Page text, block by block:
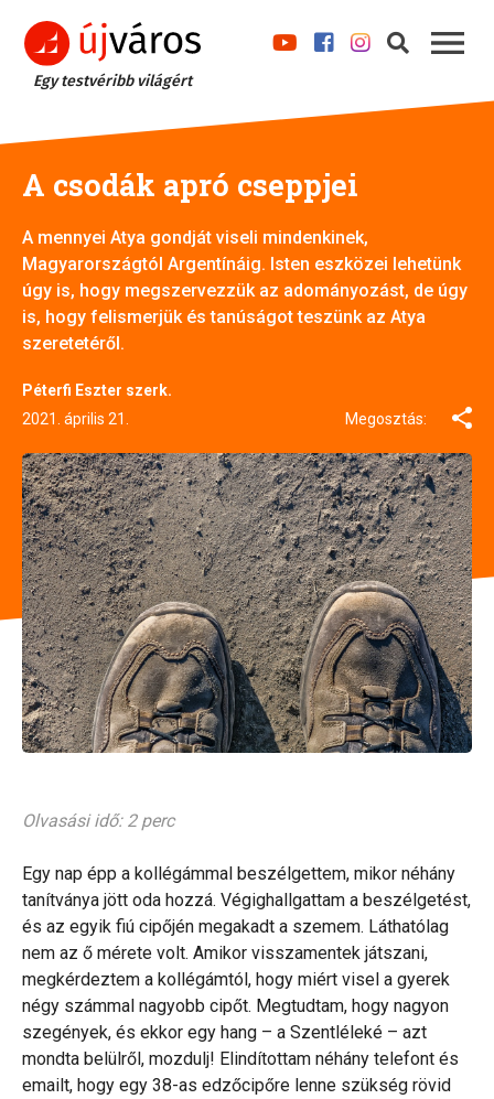
Egy testvéribb világért
A csodák apró cseppjei
A mennyei Atya gondját viseli mindenkinek,
Magyarországtól Argentínáig. Isten eszközei lehetünk
úgy is, hogy megszervezzük az adományozást, de úgy
is, hogy felismerjük és tanúságot teszünk az Atya
szeretetéről.
Péterfi Eszter szerk.
2021. április 21.
Megosztás:
Olvasási idő: 2 perc
Egy nap épp a kollégámmal beszélgettem, mikor néhány
tanítványa jött oda hozzá. Végighallgattam a beszélgetést,
és az egyik fiú cipőjén megakadt a szemem. Láthatólag
nem az ő mérete volt. Amikor visszamentek játszani,
megkérdeztem a kollégámtól, hogy miért visel a gyerek
négy számmal nagyobb cipőt. Megtudtam, hogy nagyon
szegények, és ekkor egy hang – a Szentléleké – azt
mondta belülről, mozdulj! Elindítottam néhány telefont és
emailt, hogy egy 38-as edzőcipőre lenne szükség rövid